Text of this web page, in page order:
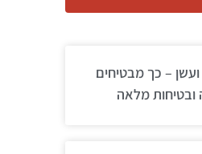
– כך מבטיחים
מלאה